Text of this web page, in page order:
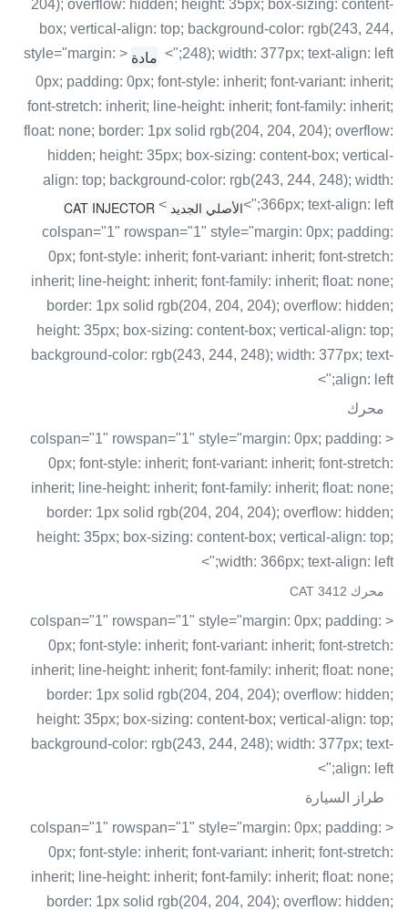
204); overflow: hidden; height: 35px; box-sizing: content-
box; vertical-align: top; background-color: rgb(243, 244,
248); width: 377px; text-align: left;">
مادة
< style="margin:
0px; padding: 0px; font-style: inherit; font-variant: inherit;
font-stretch: inherit; line-height: inherit; font-family: inherit;
float: none; border: 1px solid rgb(204, 204, 204); overflow:
hidden; height: 35px; box-sizing: content-box; vertical-
align: top; background-color: rgb(243, 244, 248); width:
366px; text-align: left;">
الأصلي الجديد CAT INJECTOR <
colspan="1" rowspan="1" style="margin: 0px; padding:
0px; font-style: inherit; font-variant: inherit; font-stretch:
inherit; line-height: inherit; font-family: inherit; float: none;
border: 1px solid rgb(204, 204, 204); overflow: hidden;
height: 35px; box-sizing: content-box; vertical-align: top;
background-color: rgb(243, 244, 248); width: 377px; text-
align: left;">
محرك
< colspan="1" rowspan="1" style="margin: 0px; padding:
0px; font-style: inherit; font-variant: inherit; font-stretch:
inherit; line-height: inherit; font-family: inherit; float: none;
border: 1px solid rgb(204, 204, 204); overflow: hidden;
height: 35px; box-sizing: content-box; vertical-align: top;
width: 366px; text-align: left;">
محرك CAT 3412
< colspan="1" rowspan="1" style="margin: 0px; padding:
0px; font-style: inherit; font-variant: inherit; font-stretch:
inherit; line-height: inherit; font-family: inherit; float: none;
border: 1px solid rgb(204, 204, 204); overflow: hidden;
height: 35px; box-sizing: content-box; vertical-align: top;
background-color: rgb(243, 244, 248); width: 377px; text-
align: left;">
طراز السيارة
< colspan="1" rowspan="1" style="margin: 0px; padding:
0px; font-style: inherit; font-variant: inherit; font-stretch:
inherit; line-height: inherit; font-family: inherit; float: none;
border: 1px solid rgb(204, 204, 204); overflow: hidden;